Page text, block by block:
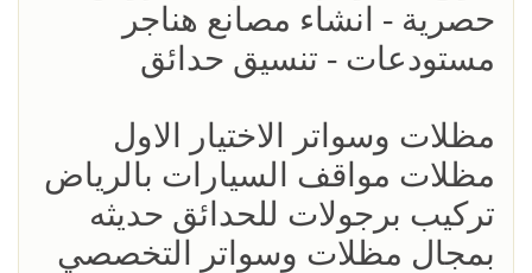
حصرية - انشاء مصانع هناجر
مستودعات - تنسيق حدائق
مظلات وسواتر الاختيار الاول
مظلات مواقف السيارات بالرياض
تركيب برجولات للحدائق حديثه
بمجال مظلات وسواتر التخصصي